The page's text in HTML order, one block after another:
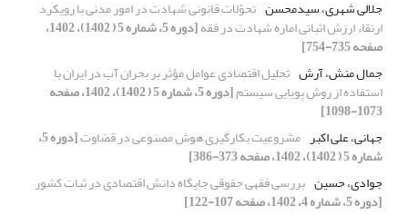
جلالی شهری، سیدمحسن تحوّلات قانونی شهادت در امور مدنی با رویکرد
ارتقاء ارزش اثباتی اماره شهادت در فقه [دوره 5، شماره 5 ( 1402)، 1402،
صفحه 735-754]
جمال منش، آرش تحلیل اقتصادی عوامل مؤثر بر بحران آب در ایران با
استفاده از روش پویایی سیستم [دوره 5، شماره 5 ( 1402)، 1402، صفحه
1073-1098]
جهانی، علی اکبر مشروعیت بکارگیری هوش مصنوعی در قضاوت [دوره 5،
شماره 5 ( 1402)، 1402، صفحه 373-386]
جوادی، حسین بررسی فقهی حقوقی جایگاه دانش اقتصادی در ثبات کشور
[دوره 5، شماره 4، 1402، صفحه 107-122]